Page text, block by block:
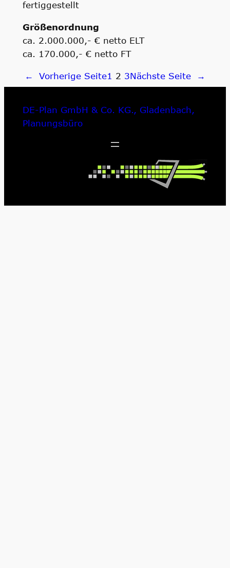
fertiggestellt
Größenordnung
ca. 2.000.000,- € netto ELT
ca. 170.000,- € netto FT
← Vorherige Seite1 2 3Nächste Seite →
DE-Plan GmbH & Co. KG., Gladenbach,
Planungsbüro